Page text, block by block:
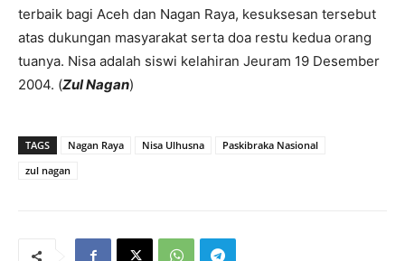
terbaik bagi Aceh dan Nagan Raya, kesuksesan tersebut
atas dukungan masyarakat serta doa restu kedua orang
tuanya. Nisa adalah siswi kelahiran Jeuram 19 Desember
2004. (Zul Nagan)
TAGS Nagan Raya Nisa Ulhusna
Paskibraka Nasional
zul nagan